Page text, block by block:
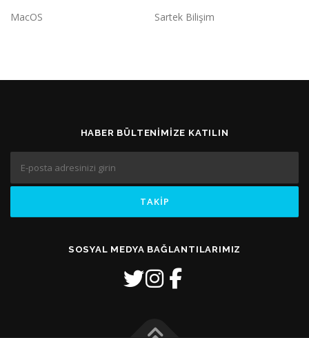
MacOS
Sartek Bilişim
HABER BÜLTENIMIZE KATILIN
SOSYAL MEDYA BAĞLANTILARIMIZ